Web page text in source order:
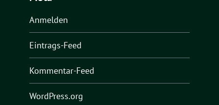
Anmelden
Eintrags-Feed
Kommentar-Feed
WordPress.org